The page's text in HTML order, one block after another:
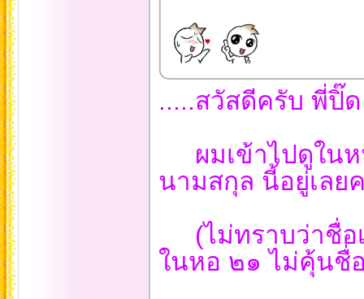
.....สวัสดีครับ พี่ปิ๊
ผมเข้าไปดูในห
นามสกุล นี้อยู่เลย
(ไม่ทราบว่าชื่อ
ในหอ ๒๑ ไม่คุ้น